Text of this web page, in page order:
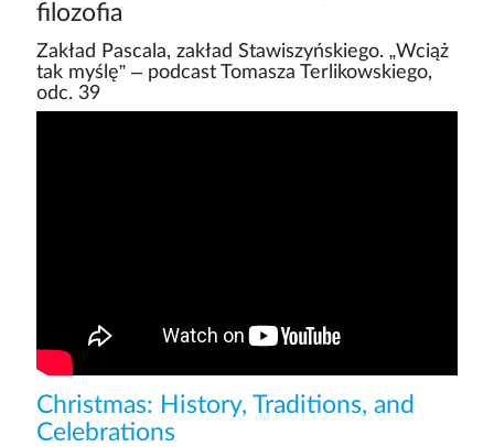
filozofia
Zakład Pascala, zakład Stawiszyńskiego. „Wciąż
tak myślę” – podcast Tomasza Terlikowskiego,
odc. 39
Christmas: History, Traditions, and
Celebrations